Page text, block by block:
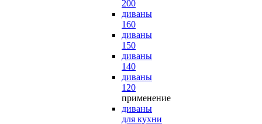
200
диваны
160
диваны
150
диваны
140
диваны
120
применение
диваны
для кухни